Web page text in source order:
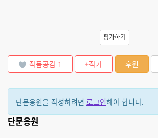
평가하기
작품공감 1 +작가 후원
단문응원을 작성하려면 로그인해야 합니다.
단문응원